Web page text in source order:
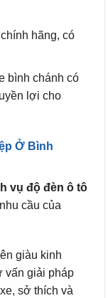
hãng, có
bình chánh có
lợi cho
Ở Bình
vụ độ đèn ô tô
cầu của
giàu kinh
vấn giải pháp
sở thích và